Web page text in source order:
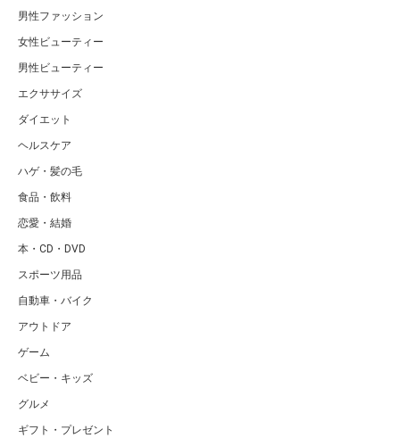
男性ファッション
女性ビューティー
男性ビューティー
エクササイズ
ダイエット
ヘルスケア
ハゲ・髪の毛
食品・飲料
恋愛・結婚
本・CD・DVD
スポーツ用品
自動車・バイク
アウトドア
ゲーム
ベビー・キッズ
グルメ
ギフト・プレゼント